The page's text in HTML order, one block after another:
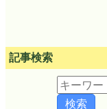
記事検索